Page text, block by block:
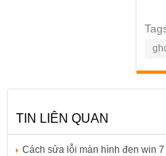
TIN LIÊN QUAN
Cách sửa lỗi màn hình đen win